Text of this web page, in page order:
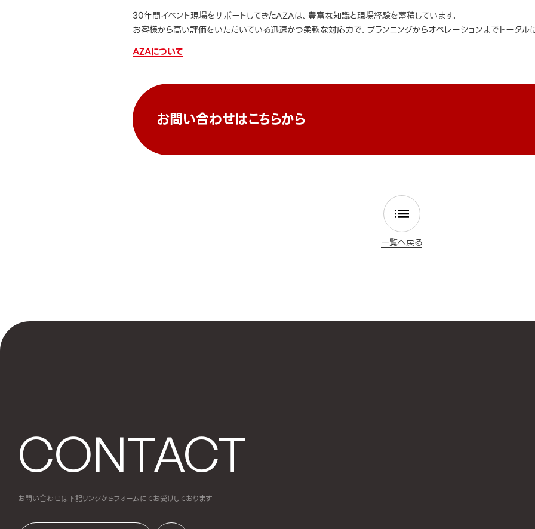
30年間イベント現場をサポートしてきたAZAは、豊富な知識と現場経験を蓄積しています。
お客様から高い評価をいただいている迅速かつ柔軟な対応力で、プランニングからオペレーションまでトータル
AZAについて
お問い合わせはこちらから
一覧へ戻る
CONTACT
お問い合わせは下記リンクからフォームにてお受けしております